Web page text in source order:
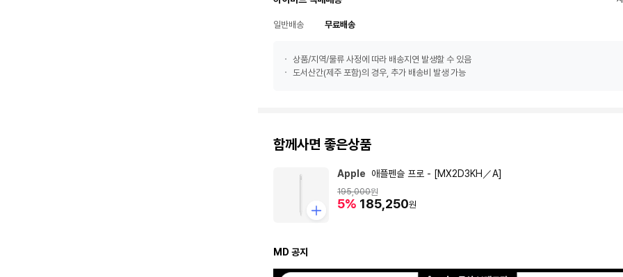
일반배송 무료배송
상품/지역/물류 사정에 따라 배송지연 발생할 수 있음
도서산간(제주 포함)의 경우, 추가 배송비 발생 가능
함께사면 좋은상품
Apple 애플펜슬 프로 - [MX2D3KH／A]
195,000원
5% 185,250원
MD 공지